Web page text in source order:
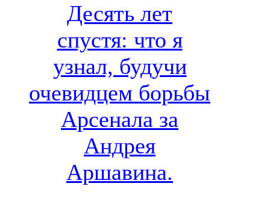
Десять лет
спустя: что я
узнал, будучи
очевидцем борьбы
Арсенала за
Андрея
Аршавина.